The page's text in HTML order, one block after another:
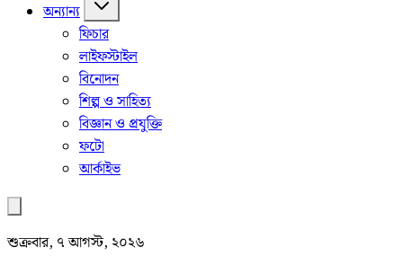
অন্যান্য
ফিচার
লাইফস্টাইল
বিনোদন
শিল্প ও সাহিত্য
বিজ্ঞান ও প্রযুক্তি
ফটো
আর্কাইভ
শুক্রবার, ৭ আগস্ট, ২০২৬